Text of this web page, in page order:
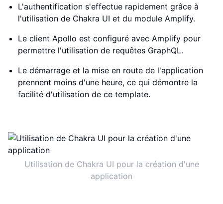
L'authentification s'effectue rapidement grâce à
l'utilisation de Chakra UI et du module Amplify.
Le client Apollo est configuré avec Amplify pour
permettre l'utilisation de requêtes GraphQL.
Le démarrage et la mise en route de l'application
prennent moins d'une heure, ce qui démontre la
facilité d'utilisation de ce template.
Utilisation de Chakra UI pour la création d'une
application